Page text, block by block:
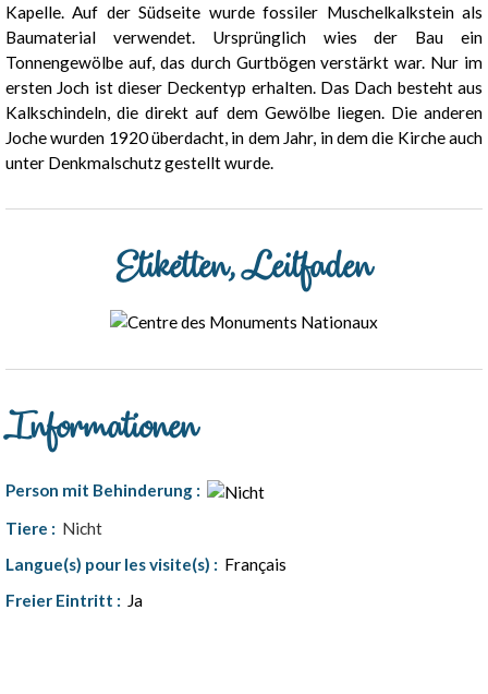
Kapelle. Auf der Südseite wurde fossiler Muschelkalkstein als
Baumaterial verwendet. Ursprünglich wies der Bau ein
Tonnengewölbe auf, das durch Gurtbögen verstärkt war. Nur im
ersten Joch ist dieser Deckentyp erhalten. Das Dach besteht aus
Kalkschindeln, die direkt auf dem Gewölbe liegen. Die anderen
Joche wurden 1920 überdacht, in dem Jahr, in dem die Kirche auch
unter Denkmalschutz gestellt wurde.
Etiketten, Leitfaden
Informationen
Person mit Behinderung :
Tiere : Nicht
Langue(s) pour les visite(s) : Français
Freier Eintritt : Ja